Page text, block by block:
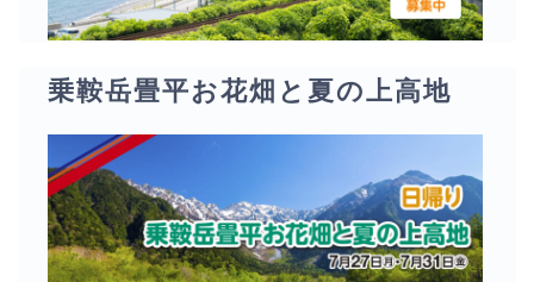
乗鞍岳畳平お花畑と夏の上高地